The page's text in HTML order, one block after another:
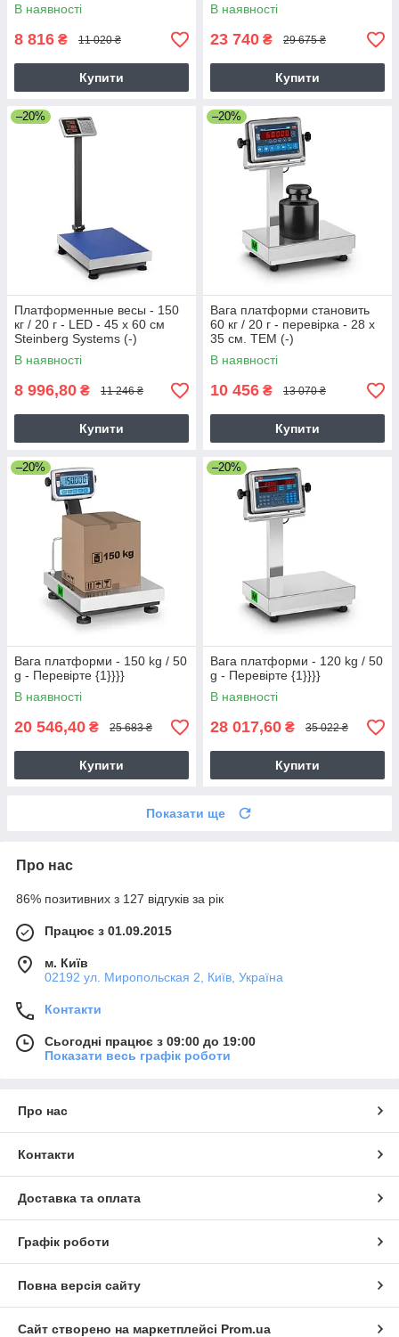
В наявності
8 816 ₴ 11 020 ₴
Купити
В наявності
23 740 ₴ 29 675 ₴
Купити
–20%
Платформенные весы - 150
кг / 20 г - LED - 45 x 60 см
Steinberg Systems (-)
В наявності
8 996,80 ₴ 11 246 ₴
Купити
–20%
Вага платформи становить
60 кг / 20 г - перевірка - 28 х
35 см. TEM (-)
В наявності
10 456 ₴ 13 070 ₴
Купити
–20%
Вага платформи - 150 kg / 50
g - Перевірте {1}}}}
В наявності
20 546,40 ₴ 25 683 ₴
Купити
–20%
Вага платформи - 120 kg / 50
g - Перевірте {1}}}}
В наявності
28 017,60 ₴ 35 022 ₴
Купити
Показати ще
Про нас
86% позитивних з 127 відгуків за рік
Працює з 01.09.2015
м. Київ
02192 ул. Миропольская 2, Київ, Україна
Контакти
Сьогодні працює з 09:00 до 19:00
Показати весь графік роботи
Про нас
Контакти
Доставка та оплата
Графік роботи
Повна версія сайту
Сайт створено на маркетплейсі Prom.ua